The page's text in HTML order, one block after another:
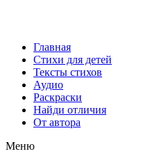
Главная
Стихи для детей
Тексты стихов
Аудио
Раскраски
Найди отличия
От автора
Меню